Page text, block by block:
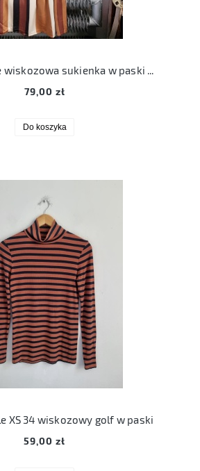
Second female wiskozowa sukienka w paski S 36
79,00 zł
Do koszyka
XS 34 wiskozowy golf w paski
59,00 zł